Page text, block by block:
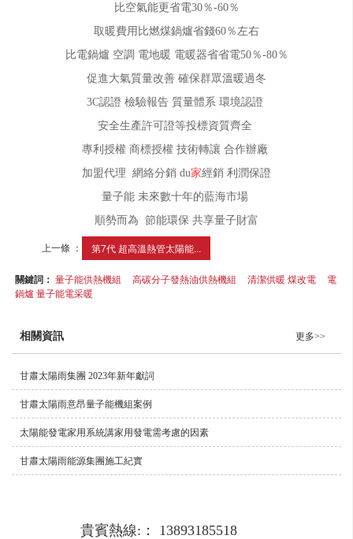
比空氣能更省電30％-60％
取暖費用比燃煤鍋爐省錢60％左右
比電鍋爐 空調 電地暖 電暖器省省電50％-80％
促進大氣質量改善 確保群眾溫暖過冬
3C認證 檢驗報告 質量體系 環境認證
安全生產許可證等投標資質齊全
專利授權 商標授權 技術轉讓 合作辦廠
加盟代理 網絡分銷 du家經銷 利潤保證
量子能 未來數十年的藍海市場
順勢而為 節能環保 共享量子財富
上一條 ： 第7代 超高溫熱管太陽能...
關鍵詞：量子能供熱機組 高碳分子發熱油供熱機組 清潔供暖 煤改電
電
鍋爐 量子能電采暖
相關資訊 更多>>
甘肅太陽雨集團 2023年新年獻詞
甘肅太陽雨意昂量子能機組案例
太陽能發電家用系統講家用發電需考慮的因素
甘肅太陽雨能源集團施工紀實
貴賓熱線:： 13893185518